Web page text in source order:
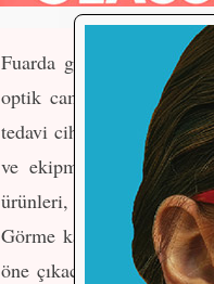
Fuarda gözlük
optik camlar, kontakt
tedavi cihazları
ve ekipmanlar, optik
ürünleri, aksesuarlar ve
Görme kalitesini
öne çıkacağı